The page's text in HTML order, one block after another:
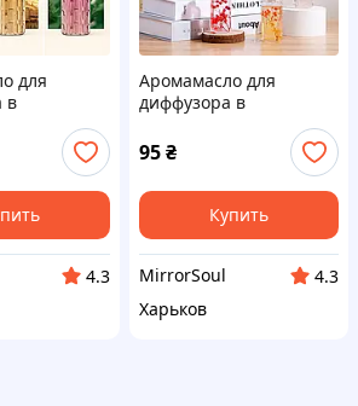
для
в
4.3
Аромамасло для
диффузора в
95₴
Купить
MirrorSoul
4.3
Харьков